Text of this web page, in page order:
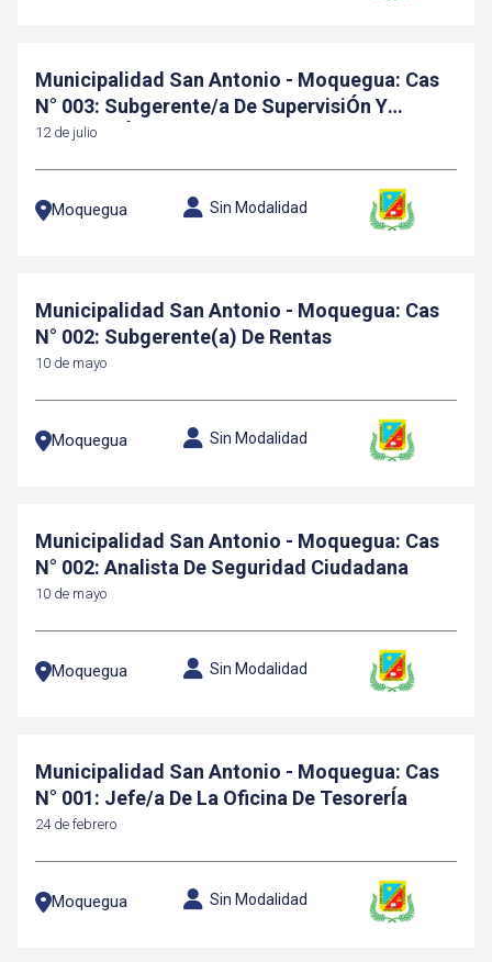
Municipalidad San Antonio - Moquegua: Cas
N° 003: Subgerente/a De SupervisiÓn Y
LiquidaciÓn
12 de julio
Moquegua Sin Modalidad
Municipalidad San Antonio - Moquegua: Cas
N° 002: Subgerente(a) De Rentas
10 de mayo
Moquegua Sin Modalidad
Municipalidad San Antonio - Moquegua: Cas
N° 002: Analista De Seguridad Ciudadana
10 de mayo
Moquegua Sin Modalidad
Municipalidad San Antonio - Moquegua: Cas
N° 001: Jefe/a De La Oficina De TesorerÍa
24 de febrero
Moquegua Sin Modalidad